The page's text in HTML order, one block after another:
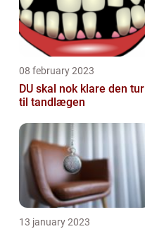
08 february 2023
DU skal nok klare den tur
til tandlægen
13 january 2023